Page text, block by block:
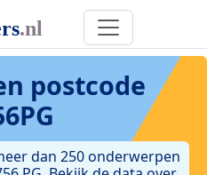
postcode
dan 250 onderwerpen